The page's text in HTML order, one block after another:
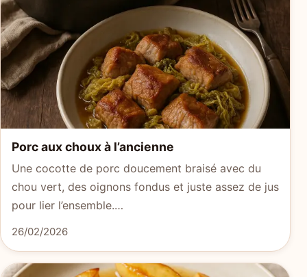
Porc aux choux à l’ancienne
Une cocotte de porc doucement braisé avec du
chou vert, des oignons fondus et juste assez de jus
pour lier l’ensemble.…
26/02/2026